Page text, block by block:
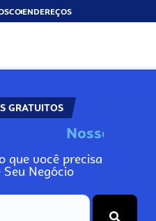
ENDEREÇOS
GRATUITOS
No
que você precisa
Negócio